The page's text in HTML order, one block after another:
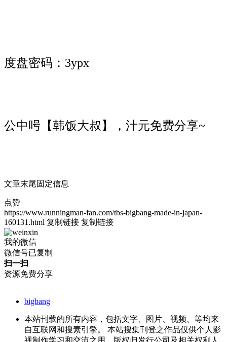
度盘密码：3ypx
公中呺【韩饭大叔】，汁元免费分享~
文章末尾固定信息
点赞
https://www.runningman-fan.com/tbs-bigbang-made-in-japan-
160131.html 复制链接 复制链接
我的微信
微信号已复制
扫一扫
资源免费分享
bigbang
本站刊载的所有内容，包括文字、图片、视频、等均来
自互联网和搜素引擎。 本站搜集刊登之作品仅供个人影